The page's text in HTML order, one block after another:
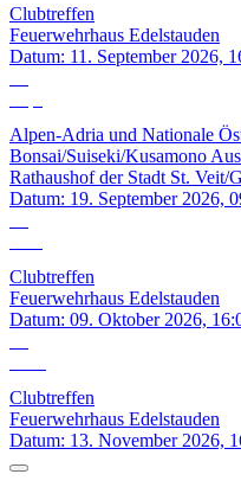
Clubtreffen
Feuerwehrhaus Edelstauden
Datum: 11. September 2026,
Alpen-Adria und Nationale
Bonsai/Suiseki/Kusamono
Rathaushof der Stadt St. Veit/
Datum: 19. September 2026,
Clubtreffen
Feuerwehrhaus Edelstauden
Datum: 09. Oktober 2026,
Clubtreffen
Feuerwehrhaus Edelstauden
Datum: 13. November 2026,